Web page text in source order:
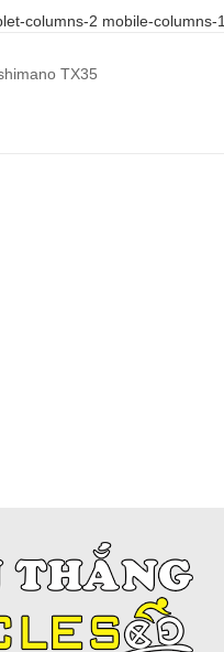
columns-2 mobile-columns-1
TX35